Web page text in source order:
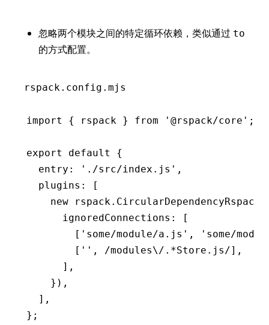
忽略两个模块之间的特定循环依赖，类似通过 to
的方式配置。
rspack.config.mjs
import { rspack } from '@rspack/core' ;
export default
{
  entry
: './src/index.js' ,
  plugins
:
[
    new
rspack
      ignoredConnections
:
[
        [
'some/module/a.js' ,
'some/
        [
'' , /modules\/. *Store.js/] ,
      ]
,
    })
,
  ]
,
};